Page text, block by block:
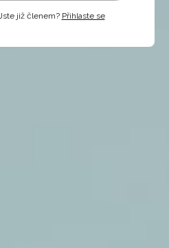
Jste již členem? Přihlaste se